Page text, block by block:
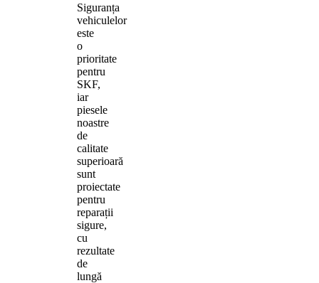
Siguranța
vehiculelor
este
o
prioritate
pentru
SKF,
iar
piesele
noastre
de
calitate
superioară
sunt
proiectate
pentru
reparații
sigure,
cu
rezultate
de
lungă